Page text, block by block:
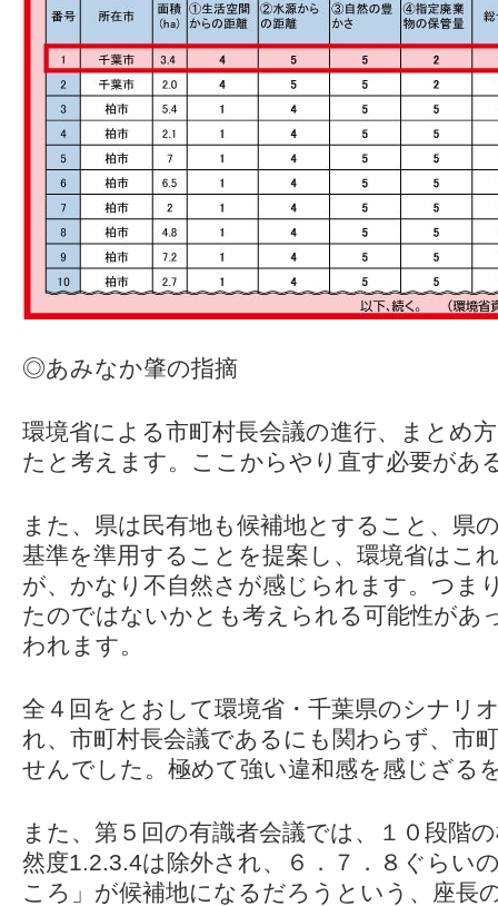
◎あみなか肇の指摘
環境省による市町村長会議の進行、まとめ
たと考えます。ここからやり直す必要があ
また、県は民有地も候補地とすること、県
基準を準用することを提案し、環境省はこ
が、かなり不自然さが感じられます。つま
たのではないかとも考えられる可能性があ
われます。
全４回をとおして環境省・千葉県のシナリ
れ、市町村長会議であるにも関わらず、市
せんでした。極めて強い違和感を感じざる
また、第５回の有識者会議では、１０段階
然度1.2.3.4は除外され、６．７．８ぐらい
ころ」が候補地になるだろうという、座長